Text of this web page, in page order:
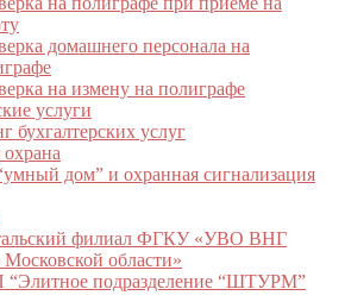
домашнего персонала на
на измену на полиграфе
услуги
бухгалтерских услуг
дом” и охранная сигнализация
филиал ФГКУ «УВО ВНГ
области»
подразделение “ШТУРМ”